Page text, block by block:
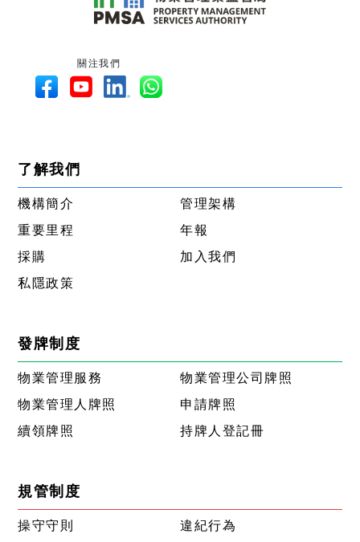
關注我們
了解我們
機構簡介
管理架構
重要里程
年報
採購
加入我們
私隱政策
發牌制度
物業管理服務
物業管理公司牌照
物業管理人牌照
申請牌照
續領牌照
持牌人登記冊
規管制度
操守守則
違紀行為